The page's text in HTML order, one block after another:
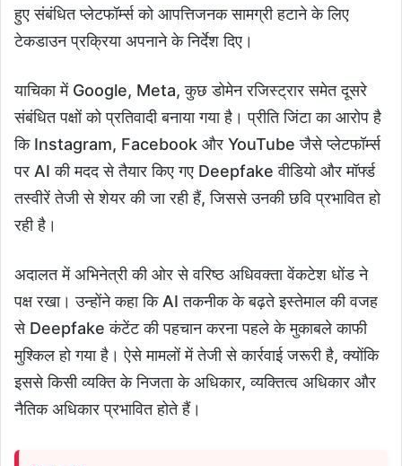
हुए संबंधित प्लेटफॉर्म्स को आपत्तिजनक सामग्री हटाने के लिए
टेकडाउन प्रक्रिया अपनाने के निर्देश दिए।
याचिका में Google, Meta, कुछ डोमेन रजिस्ट्रार समेत दूसरे
संबंधित पक्षों को प्रतिवादी बनाया गया है। प्रीति जिंटा का आरोप है
कि Instagram, Facebook और YouTube जैसे प्लेटफॉर्म्स
पर AI की मदद से तैयार किए गए Deepfake वीडियो और मॉर्फ्ड
तस्वीरें तेजी से शेयर की जा रही हैं, जिससे उनकी छवि प्रभावित हो
रही है।
अदालत में अभिनेत्री की ओर से वरिष्ठ अधिवक्ता वेंकटेश धोंड ने
पक्ष रखा। उन्होंने कहा कि AI तकनीक के बढ़ते इस्तेमाल की वजह
से Deepfake कंटेंट की पहचान करना पहले के मुकाबले काफी
मुश्किल हो गया है। ऐसे मामलों में तेजी से कार्रवाई जरूरी है, क्योंकि
इससे किसी व्यक्ति के निजता के अधिकार, व्यक्तित्व अधिकार और
नैतिक अधिकार प्रभावित होते हैं।